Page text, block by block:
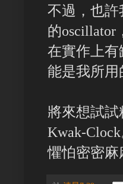
不過，也許
的oscillator
在實作上有
能是我所用
將來想試
Kwak-
懼怕密密